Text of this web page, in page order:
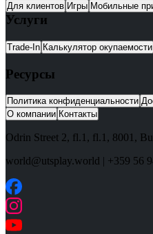
Для клиентов Игры Мобильные
Услуги
Trade-In Калькулятор окупаемости
Ресурсы
Политика конфиденциальности
О компании Контакты
Odrin Street 2, fl.1 , fl.1, 8001 ,
world@utsplay.world | +359 56